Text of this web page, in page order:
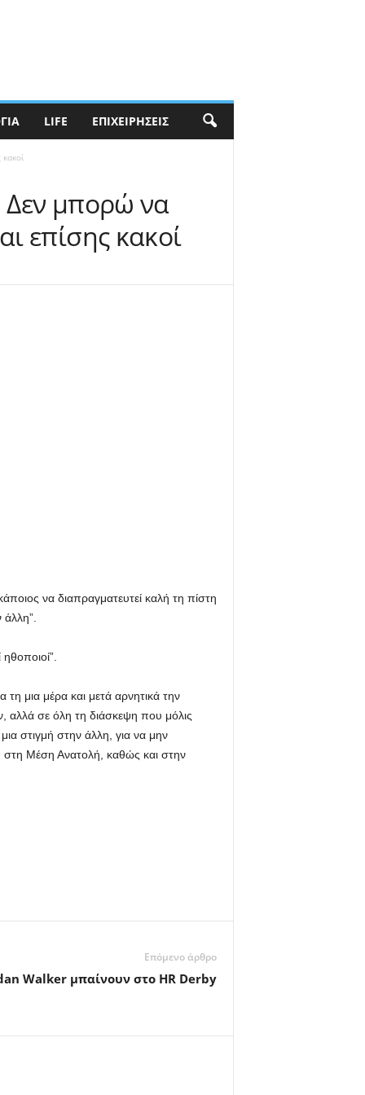
LIFE ΕΠΙΧΕΙΡΉΣΕΙΣ
Δεν μπορώ να
επίσης κακοί
να διαπραγματευτεί καλή τη πίστη
μια μέρα και μετά αρνητικά την
αλλά σε όλη τη διάσκεψη που μόλις
στιγμή στην άλλη, για να μην
Μέση Ανατολή, καθώς και στην
Επόμενο άρθρο
Walker μπαίνουν στο HR Derby